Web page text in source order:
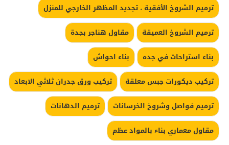
ترميم الشروخ الأفقية ، تجديد المظهر الخارجي للمنزل
ترميم الشروخ العميقة
مقاول هناجر بجدة
بناء استراحات في جده
بناء احواش
تركيب ديكورات جبس معلقة
تركيب ورق جدران ثلاثي الابعاد
ترميم فواصل وشروخ الخرسانات
ترميم الدهانات
مقاول معماري بناء بالمواد عظم